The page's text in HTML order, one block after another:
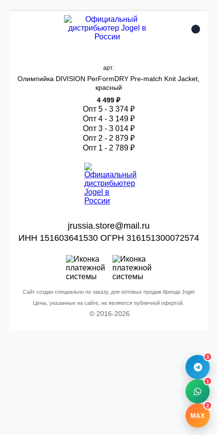
арт.
Олимпийка DIVISION PerFormDRY Pre-match Knit Jacket,
красный
4 499 ₽
Опт 5 - 3 374 ₽
Опт 4 - 3 149 ₽
Опт 3 - 3 014 ₽
Опт 2 - 2 879 ₽
Опт 1 - 2 789 ₽
jrussia.store@mail.ru
ИНН 151603641530 ОГРН 316151300072574
Сайт создан специально по заказу, для оптовых продаж бренда Jogel
Цены, указанные на сайте, не являются публичной офертой.
© 2016-2026
3
1
MAX
2